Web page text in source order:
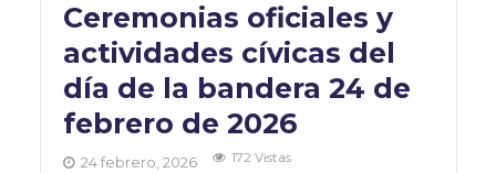
Ceremonias oficiales y
actividades cívicas del
día de la bandera 24 de
febrero de 2026
24 febrero, 2026
172 Vistas